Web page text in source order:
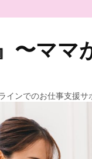
〜マ
インでのお仕事支援サ